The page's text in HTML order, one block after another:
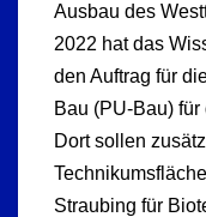
Ausbau des
2022 hat das
den Auftrag für
Bau (PU-Bau)
Dort sollen
Straubing für